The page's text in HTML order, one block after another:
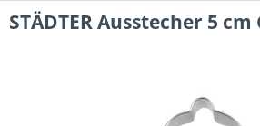
STÄDTER Ausstecher 5 cm